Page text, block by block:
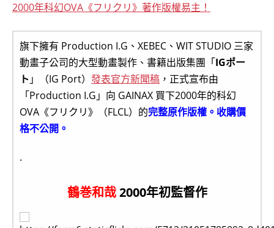
2000年科幻OVA《フリクリ》著作版權易主！
旗下擁有 Production I.G、XEBEC、WIT STUDIO 三家
動畫子公司的大型動畫製作、書籍出版集團「IGポー
ト 」（IG Port） 發表官方新聞稿 ，正式宣布由
「Production I.G」向 GAINAX 買下2000年的科幻
OVA《フリクリ》（FLCL）的完整原作版權。收購價
格不公開。
.
鶴巻和哉2000年初監督作